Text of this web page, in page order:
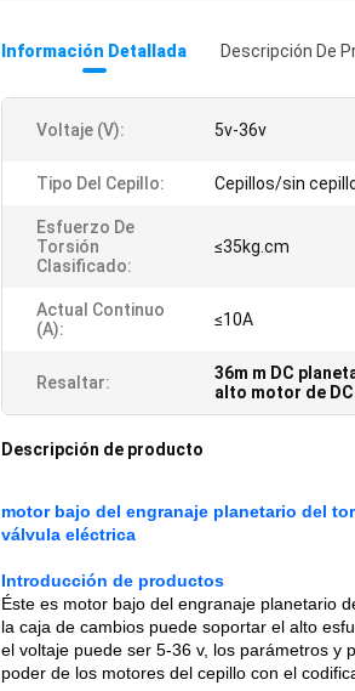
Información Detallada Descripción De
Voltaje (v): 5v-36v
Tipo Del Cepillo: Cepillos/sin
Esfuerzo De
Torsión
Clasificado:
≤35kg.cm
Actual Continuo
(a):
≤10A
Resaltar: 36m m DC
alto motor de
Descripción de producto
motor bajo del engranaje planetario del
válvula eléctrica
Introducción de productos
Éste es motor bajo del engranaje planetario
la caja de cambios puede soportar el alto
el voltaje puede ser 5-36 v, los parámetros y
poder de los motores del cepillo con el